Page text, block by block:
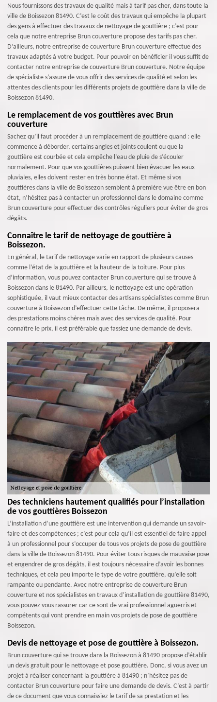
Nous fournissons des travaux de qualité mais à tarif pas cher, dans toute la
ville de Boissezon 81490. C’est le coût des travaux qui empêche la plupart
des gens à effectuer des travaux de nettoyage de gouttière ; c’est pour
cela que notre entreprise Brun couverture propose des tarifs pas cher.
D’ailleurs, notre entreprise de couverture Brun couverture effectue des
travaux adaptés à votre budget. Pour pouvoir en bénéficier il vous suffit de
contacter notre entreprise de couverture Brun couverture. Notre équipe
de spécialiste s’assure de vous offrir des services de qualité et selon les
attentes des clients pour les différents projets de gouttière dans la ville de
Boissezon 81490.
Le remplacement de vos gouttières avec Brun
couverture
Sachez qu’il faut procéder à un remplacement de gouttière quand : elle
commence à déborder, certains angles et joints coulent ou que la
gouttière est courbée et cela empêche l’eau de pluie de s’écouler
normalement. Pour que vos gouttières puissent bien évacuer les eaux
pluviales, elles doivent rester en très bonne état. Et même si vos
gouttières dans la ville de Boissezon semblent à première vue être en bon
état, n’hésitez pas à contacter un professionnel dans le domaine comme
Brun couverture pour effectuer des contrôles réguliers pour éviter de gros
dégâts.
Connaître le tarif de nettoyage de gouttière à
Boissezon.
En général, le tarif de nettoyage varie en rapport de plusieurs causes
comme l’état de la gouttière et la hauteur de la toiture. Pour plus
d’information, vous pouvez contacter Brun couverture qui se trouve à
Boissezon dans le 81490. Par ailleurs, le nettoyage est une opération
sophistiquée, il vaut mieux contacter des artisans spécialistes comme Brun
couverture à Boissezon d’effectuer cette tâche. De même, il proposera
des prestations moins chères mais avec des services de qualité. Pour
connaître le prix, il est préférable que fassiez une demande de devis.
Des techniciens hautement qualifiés pour l’installation
de vos gouttières Boissezon
L’installation d’une gouttière est une intervention qui demande un savoir-
faire et des compétences ; c’est pour cela qu’il est essentiel de faire appel
à un professionnel pour s’occuper de tous vos projets de pose de gouttière
dans la ville de Boissezon 81490. Pour éviter tous risques de mauvaise pose
et engendrer de gros dégâts, il est toujours nécessaire d’avoir les bonnes
techniques, et cela peu importe le type de votre gouttière, qu’elle soit
rampante ou pendante. Avec notre entreprise de couverture Brun
couverture et nos spécialistes en travaux d’installation de gouttière 81490,
vous pouvez vous rassurer car ce sont de vrai professionnel aguerris et
compétents qui vont prendre en main vos projets de pose de gouttière
Boissezon.
Devis de nettoyage et pose de gouttière à Boissezon.
Brun couverture qui se trouve dans la Boissezon à 81490 propose d’établir
un devis gratuit pour le nettoyage et pose gouttière. Donc, si vous avez un
projet à réaliser concernant la gouttière à 81490 ; n’hésitez pas de
contacter Brun couverture pour faire une demande de devis. C’est à partir
de ce document que vous connaissiez le tarif de sa prestation et les